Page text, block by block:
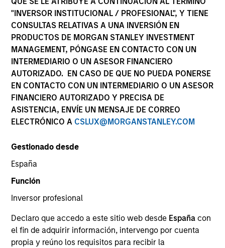
"INVERSOR INSTITUCIONAL / PROFESIONAL", Y TIENE
CONSULTAS RELATIVAS A UNA INVERSIÓN EN
PRODUCTOS DE MORGAN STANLEY INVESTMENT
MANAGEMENT, PÓNGASE EN CONTACTO CON UN
INTERMEDIARIO O UN ASESOR FINANCIERO
AUTORIZADO. EN CASO DE QUE NO PUEDA PONERSE
EN CONTACTO CON UN INTERMEDIARIO O UN ASESOR
FINANCIERO AUTORIZADO Y PRECISA DE
ASISTENCIA, ENVÍE UN MENSAJE DE CORREO
ELECTRÓNICO A CSLUX@MORGANSTANLEY.COM
Gestionado desde
España
Función
Inversor profesional
Declaro que accedo a este sitio web desde España con
el fin de adquirir información, intervengo por cuenta
propia y reúno los requisitos para recibir la
Consumer Products
COUNTRY
South Korea
Invested on
Apr 2022